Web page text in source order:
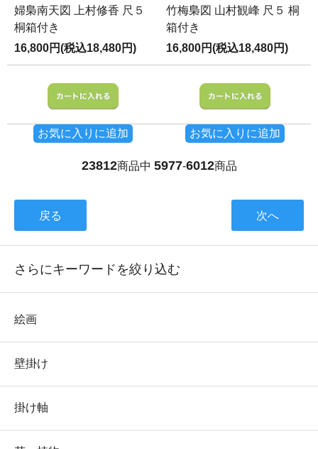
婦梟南天図 上村修香 尺５
桐箱付き
16,800円(税込18,480円)
お気に入りに追加
竹梅梟図 山村観峰 尺５ 桐
箱付き
16,800円(税込18,480円)
お気に入りに追加
23812商品中 5977-6012商品
戻る 次へ
さらにキーワードを絞り込む
絵画
壁掛け
掛け軸